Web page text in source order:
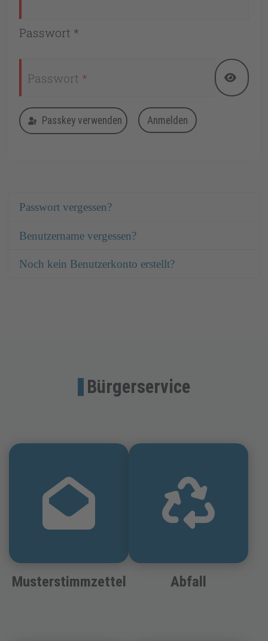
Passwort *
Passwort *
Passkey verwenden Anmelden
Passwort vergessen?
Benutzername vergessen?
Noch kein Benutzerkonto erstellt?
Bürgerservice
Musterstimmzettel Abfall